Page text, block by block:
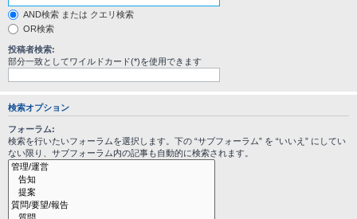
AND検索 または クエリ検索
OR検索
投稿者検索:
部分一致としてワイルドカード(*)を使用できます
検索オプション
フォーラム:
検索を行いたいフォーラムを選択します。下の “サブフォーラム” を “いいえ” にしてい
ない限り、サブフォーラム内の記事も自動的に検索されます。